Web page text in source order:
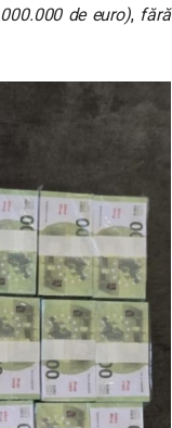
de euro), fără